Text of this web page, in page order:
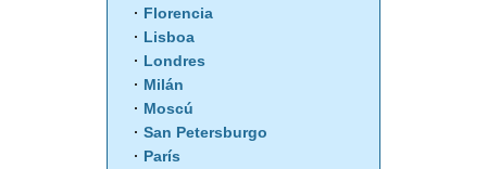
Florencia
Lisboa
Londres
Milán
Moscú
San Petersburgo
París